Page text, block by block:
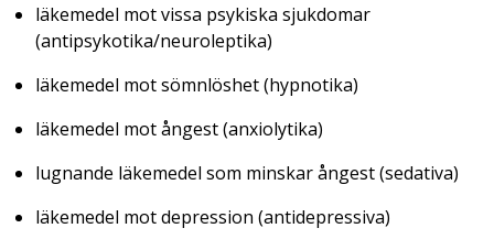
läkemedel mot vissa psykiska sjukdomar
(antipsykotika/neuroleptika)
läkemedel mot sömnlöshet (hypnotika)
läkemedel mot ångest (anxiolytika)
lugnande läkemedel som minskar ångest (sedativa)
läkemedel mot depression (antidepressiva)